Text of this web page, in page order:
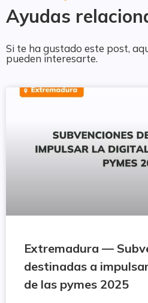
Ayudas
Si te ha gustado este post,
pueden interesarte.
Extremadura —
destinadas a
de las pymes 2025